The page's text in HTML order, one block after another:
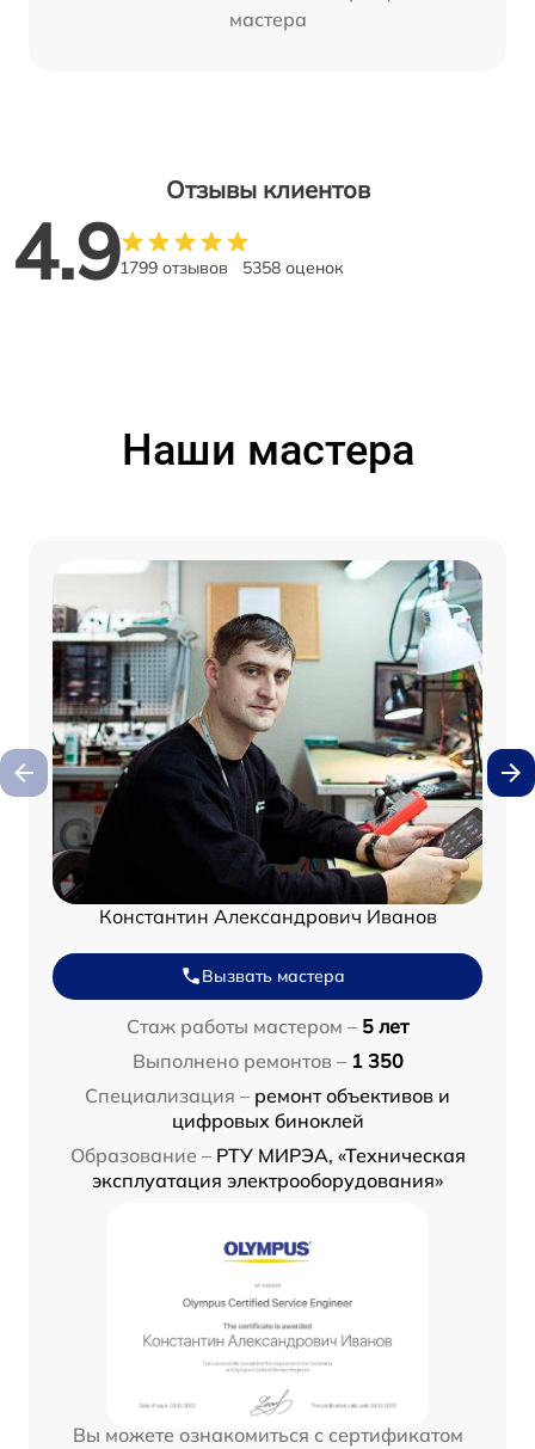
мастера
Отзывы клиентов
4.91799 отзывов 5358 оценок
Наши мастера
Константин Александрович Иванов
Вызвать мастера
Стаж работы мастером – 5 лет
Выполнено ремонтов – 1 350
Специализация – ремонт объективов и
цифровых биноклей
Образование – РТУ МИРЭА, «Техническая
эксплуатация электрооборудования»
Вы можете ознакомиться с сертификатом